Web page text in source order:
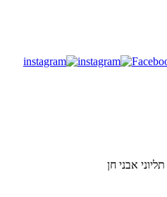
תליוני אבני חן